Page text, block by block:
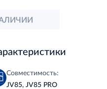
Совместимость:
JV85, JV85 PRO